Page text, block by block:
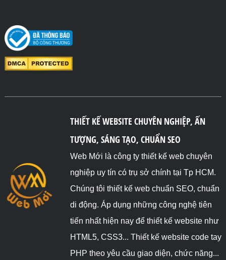
THIẾT KẾ WEBSITE CHUYÊN NGHIỆP, ẤN
TƯỢNG, SÁNG TẠO, CHUẨN SEO
Web Mới là công ty thiết kế web chuyên
nghiệp uy tín có trụ sở chính tại Tp HCM.
Chúng tôi thiết kế web chuẩn SEO, chuẩn
di động. Áp dụng những công nghệ tiên
tiến nhất hiện nay để thiết kế website như
HTML5, CSS3... Thiết kế website code tay
PHP theo yêu cầu giao diện, chức năng...